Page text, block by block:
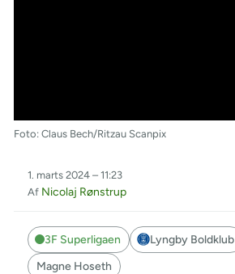
Foto: Claus Bech/Ritzau Scanpix
1. marts 2024 – 11:23
Af Nicolaj Rønstrup
3F Superligaen
Lyngby Boldklub
Magne Hoseth